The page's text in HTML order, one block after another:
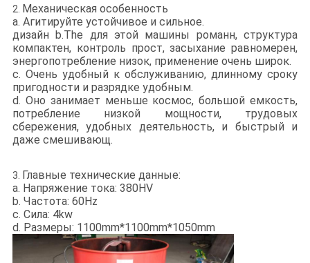
2. Механическая особенность
a. Агитируйте устойчивое и сильное.
дизайн b.The для этой машины романн, структура
компактен, контроль прост, засыхание равномерен,
энергопотребление низок, применение очень широк.
c. Очень удобный к обслуживанию, длинному сроку
пригодности и разрядке удобным.
d. Оно занимает меньше космос, большой емкость,
потребление низкой мощности, трудовых
сбережения, удобных деятельность, и быстрый и
даже смешивающ.
3. Главные технические данные:
a. Напряжение тока: 380HV
b. Частота: 60Hz
c. Сила: 4kw
d. Размеры: 1100mm*1100mm*1050mm